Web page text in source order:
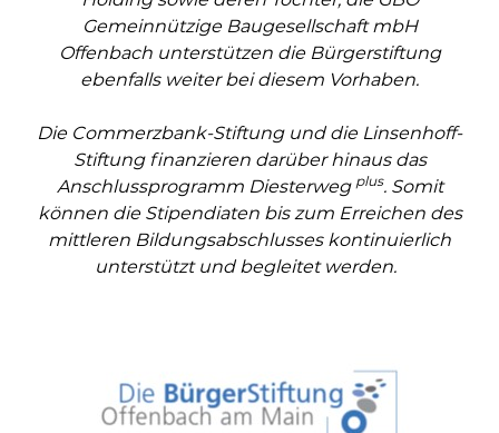
Gemeinnützige Baugesellschaft mbH
Offenbach unterstützen die Bürgerstiftung
ebenfalls weiter bei diesem Vorhaben.
Die Commerzbank-Stiftung und die Linsenhoff-
Stiftung finanzieren darüber hinaus das
Anschlussprogramm Diesterweg plus. Somit
können die Stipendiaten bis zum Erreichen des
mittleren Bildungsabschlusses kontinuierlich
unterstützt und begleitet werden.